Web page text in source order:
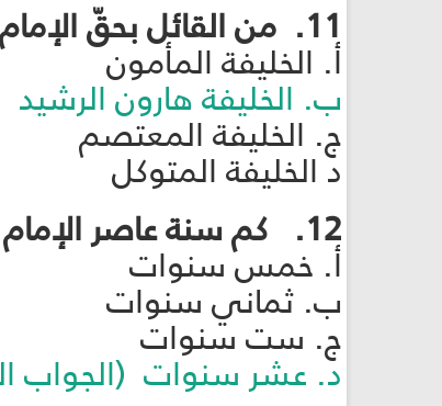
11. من القائل بحقّ الإمام الكاظم عليه السلام: "ألا إنَّ هذا من رهبان بني هاشم"؟
أ. الخليفة المأمون
ب. الخليفة هارون
ج. الخليفة المعتصم
د الخليفة المتوكل
12. كم سنة عاصر الإمام الكاظم عليه السلام الخليفة المنصور؟
أ. خمس سنوات
ب. ثماني سنوات
ج. ست سنوات
د. عشر سنوات (الجواب